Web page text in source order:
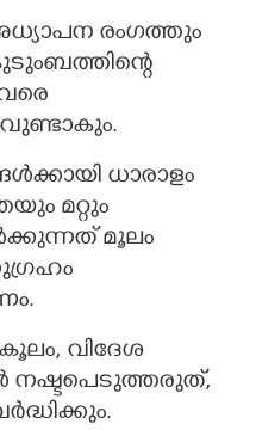
രംഗത്തും
ധാരാളം
മറ്റും
മൂലം
വിദേശ
നഷ്ടപെടുത്തരുത്,